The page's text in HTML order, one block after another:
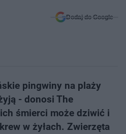
Dodaj do Google
pingwiny na plaży
- donosi The
śmierci może dziwić i
w żyłach. Zwierzęta